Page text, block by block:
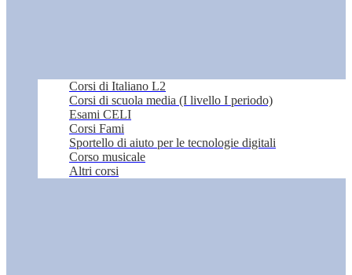
Corsi di Italiano L2
Corsi di scuola media (I livello I periodo)
Esami CELI
Corsi Fami
Sportello di aiuto per le tecnologie digitali
Corso musicale
Altri corsi